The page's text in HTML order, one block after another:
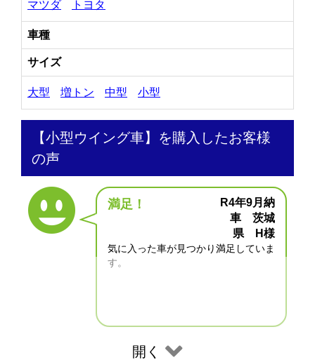
マツダ トヨタ
車種
サイズ
大型 増トン 中型 小型
【小型ウイング車】を購入したお客様
の声
満足！
R4年9月納
車 茨城
県 H様
気に入った車が見つかり満足していま
す。
開く